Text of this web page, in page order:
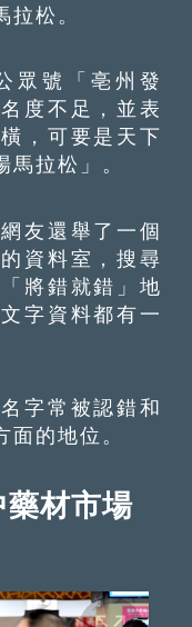
松。
號「亳州發
度不足，並表
，可要是天下
拉松」。
友還舉了一個
資料室，搜尋
將錯就錯」地
字資料都有一
字常被認錯和
的地位。
材市場